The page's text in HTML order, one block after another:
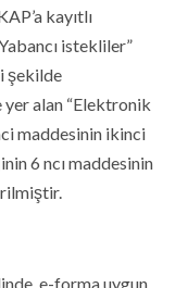
kayıtlı
istekliler”
şekilde
alan “Elektronik
maddesinin ikinci
6 ncı maddesinin
e-forma uygun